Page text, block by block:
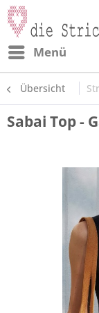
Menü
Übersicht
Sabai Top -